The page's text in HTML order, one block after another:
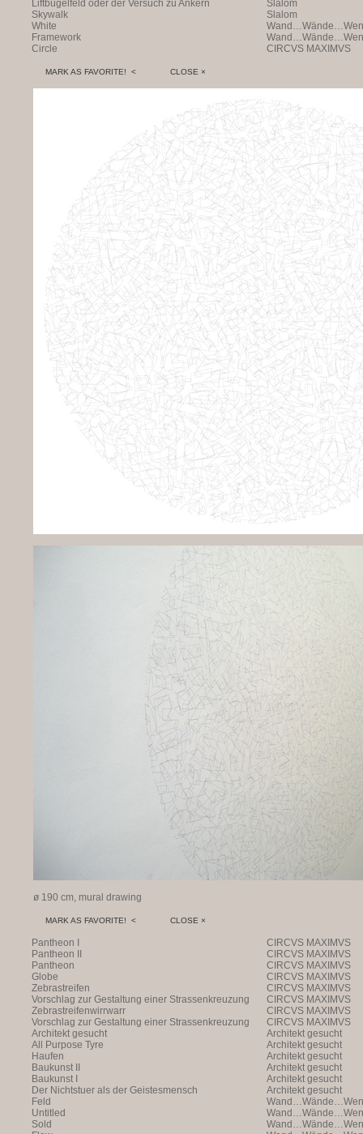
Liftbügelfeld oder der Versuch zu Ankern
Slalom
Skywalk
Slalom
White
Framework
Circle
CIRCVS MAXIMVS
MARK AS FAVORITE! < CLOSE ×
ø 190 cm, mural drawing
MARK AS FAVORITE! < CLOSE ×
Pantheon I
CIRCVS MAXIMVS
Pantheon II
CIRCVS MAXIMVS
Pantheon
CIRCVS MAXIMVS
Globe
CIRCVS MAXIMVS
Zebrastreifen
CIRCVS MAXIMVS
Vorschlag zur Gestaltung einer Strassenkreuzung
CIRCVS MAXIMVS
Zebrastreifenwirrwarr
CIRCVS MAXIMVS
Vorschlag zur Gestaltung einer Strassenkreuzung
CIRCVS MAXIMVS
Architekt gesucht
Architekt gesucht
All Purpose Tyre
Architekt gesucht
Haufen
Architekt gesucht
Baukunst II
Architekt gesucht
Baukunst I
Architekt gesucht
Der Nichtstuer als der Geistesmensch
Architekt gesucht
Feld
Untitled
Sold